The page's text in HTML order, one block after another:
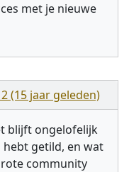
met je nieuwe
(15 jaar geleden)
blijft ongelofelijk
getild, en wat
community